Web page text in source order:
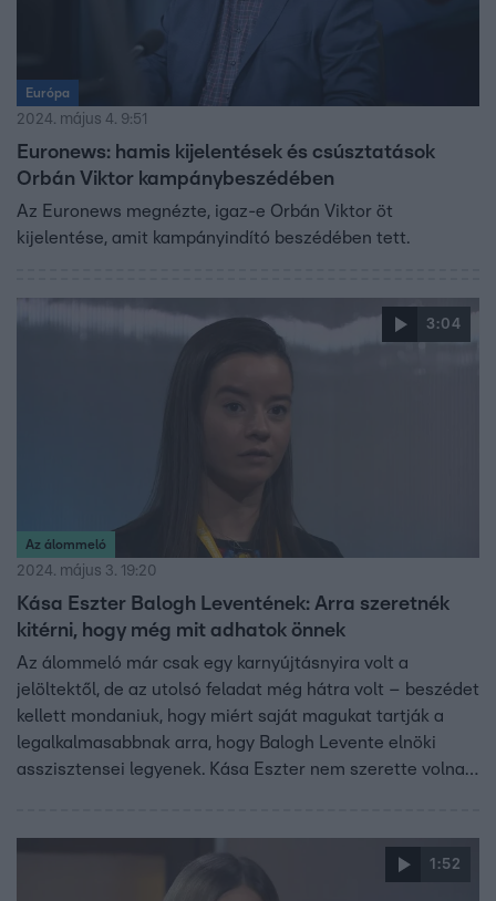
Európa
2024. május 4. 9:51
Euronews: hamis kijelentések és csúsztatások
Orbán Viktor kampánybeszédében
Az Euronews megnézte, igaz-e Orbán Viktor öt
kijelentése, amit kampányindító beszédében tett.
3:04
Az álommeló
2024. május 3. 19:20
Kása Eszter Balogh Leventének: Arra szeretnék
kitérni, hogy még mit adhatok önnek
Az álommeló már csak egy karnyújtásnyira volt a
jelöltektől, de az utolsó feladat még hátra volt – beszédet
kellett mondaniuk, hogy miért saját magukat tartják a
legalkalmasabbnak arra, hogy Balogh Levente elnöki
asszisztensei legyenek. Kása Eszter nem szerette volna
megtudhattunk róla, ezért inkább azokra tért ki, amiket
még rejtegetett Levente és a segítők elől.
1:52